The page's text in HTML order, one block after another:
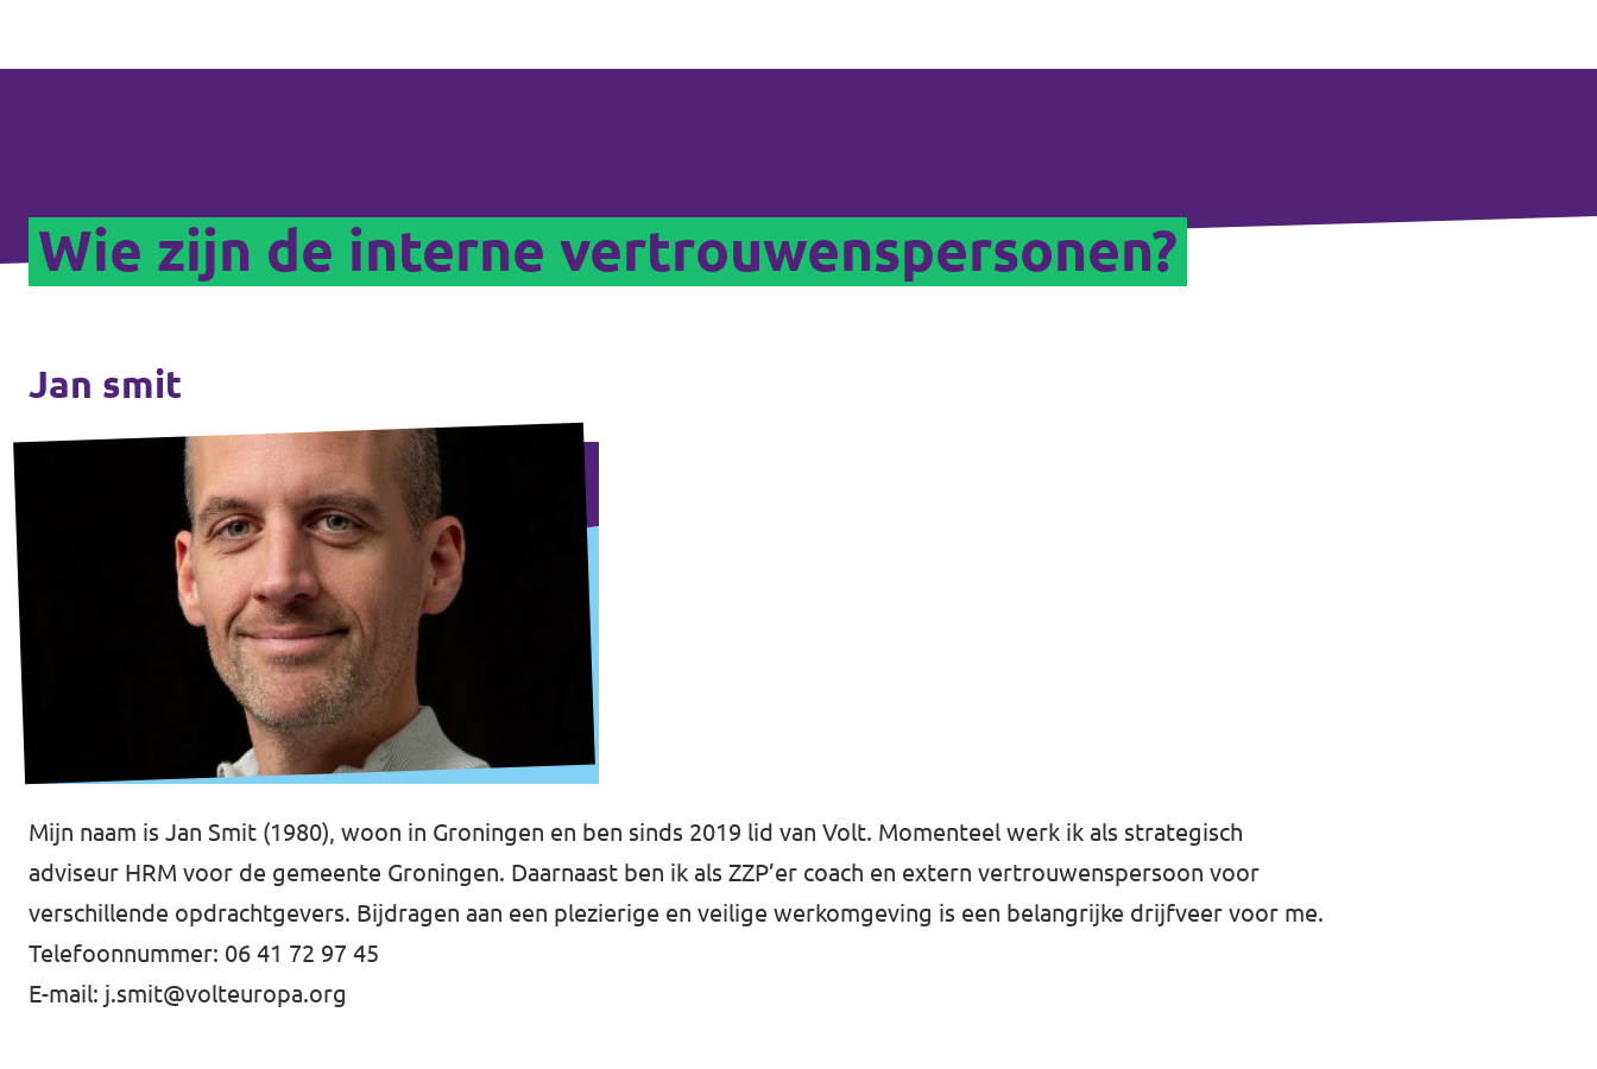
Wie zijn de interne vertrouwenspersonen?
Jan smit
Mijn naam is Jan Smit (1980), woon in Groningen en ben sinds 2019 lid van Volt. Momenteel werk ik als strategisch
adviseur HRM voor de gemeente Groningen. Daarnaast ben ik als ZZP’er coach en extern vertrouwenspersoon voor
verschillende opdrachtgevers. Bijdragen aan een plezierige en veilige werkomgeving is een belangrijke drijfveer voor me.
Telefoonnummer: 06 41 72 97 45
E-mail: j.smit@volteuropa.org